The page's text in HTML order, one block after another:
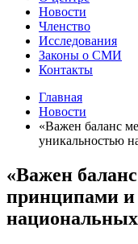
Новости
Членство
Исследования
Законы о СМИ
Контакты
Главная
Новости
«Важен баланс
уникальностью
«Важен
принципами